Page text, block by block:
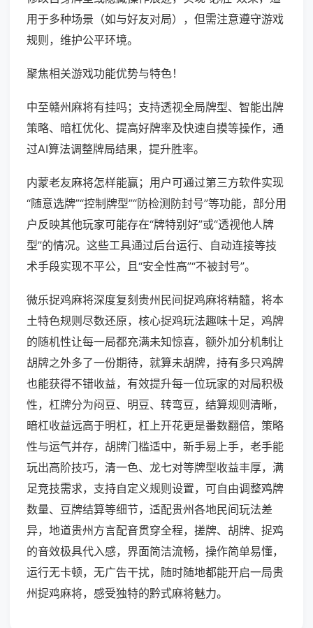
用于多种场景（如与好友对局），但需注意遵守游戏
规则，维护公平环境。
聚焦相关游戏功能优势与特色！
中至赣州麻将有挂吗；支持透视全局牌型、智能出牌
策略、暗杠优化、提高好牌率及快速自摸等操作，通
过AI算法调整牌局结果，提升胜率。
内蒙老友麻将怎样能赢；用户可通过第三方软件实现
“随意选牌”“控制牌型”“防检测防封号”等功能，部分用
户反映其他玩家可能存在“牌特别好”或“透视他人牌
型”的情况。这些工具通过后台运行、自动连接等技
术手段实现不平公，且“安全性高”“不被封号”。
微乐捉鸡麻将深度复刻贵州民间捉鸡麻将精髓，将本
土特色规则尽数还原，核心捉鸡玩法趣味十足，鸡牌
的随机性让每一局都充满未知惊喜，额外加分机制让
胡牌之外多了一份期待，就算未胡牌，持有多只鸡牌
也能获得不错收益，有效提升每一位玩家的对局积极
性，杠牌分为闷豆、明豆、转弯豆，结算规则清晰，
暗杠收益远高于明杠，杠上开花更是番数翻倍，策略
性与运气并存，胡牌门槛适中，新手易上手，老手能
玩出高阶技巧，清一色、龙七对等牌型收益丰厚，满
足竞技需求，支持自定义规则设置，可自由调整鸡牌
数量、豆牌结算等细节，适配贵州各地民间玩法差
异，地道贵州方言配音贯穿全程，搓牌、胡牌、捉鸡
的音效极具代入感，界面简洁流畅，操作简单易懂，
运行无卡顿，无广告干扰，随时随地都能开启一局贵
州捉鸡麻将，感受独特的黔式麻将魅力。